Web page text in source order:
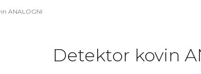
ANALOGNI
Detektor kovin